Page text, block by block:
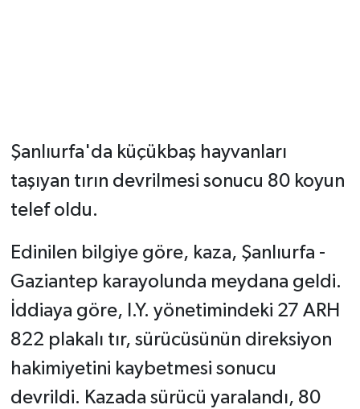
Şanlıurfa'da küçükbaş hayvanları
taşıyan tırın devrilmesi sonucu 80 koyun
telef oldu.
Edinilen bilgiye göre, kaza, Şanlıurfa -
Gaziantep karayolunda meydana geldi.
İddiaya göre, I.Y. yönetimindeki 27 ARH
822 plakalı tır, sürücüsünün direksiyon
hakimiyetini kaybetmesi sonucu
devrildi. Kazada sürücü yaralandı, 80